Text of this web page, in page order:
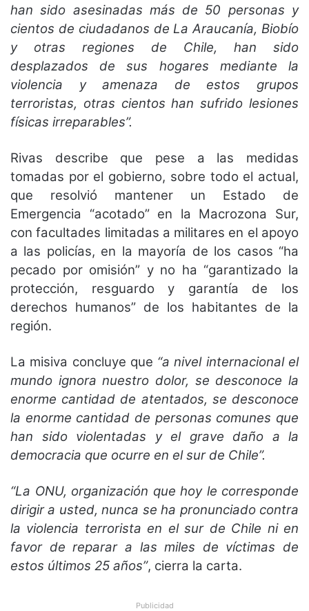
han sido asesinadas más de 50 personas y
cientos de ciudadanos de La Araucanía, Biobío
y otras regiones de Chile, han sido
desplazados de sus hogares mediante la
violencia y amenaza de estos grupos
terroristas, otras cientos han sufrido lesiones
físicas irreparables”.
Rivas describe que pese a las medidas
tomadas por el gobierno, sobre todo el actual,
que resolvió mantener un Estado de
Emergencia “acotado” en la Macrozona Sur,
con facultades limitadas a militares en el apoyo
a las policías, en la mayoría de los casos “ha
pecado por omisión” y no ha “garantizado la
protección, resguardo y garantía de los
derechos humanos” de los habitantes de la
región.
La misiva concluye que “a nivel internacional el
mundo ignora nuestro dolor, se desconoce la
enorme cantidad de atentados, se desconoce
la enorme cantidad de personas comunes que
han sido violentadas y el grave daño a la
democracia que ocurre en el sur de Chile”.
“La ONU, organización que hoy le corresponde
dirigir a usted, nunca se ha pronunciado contra
la violencia terrorista en el sur de Chile ni en
favor de reparar a las miles de víctimas de
estos últimos 25 años”, cierra la carta.
Publicidad